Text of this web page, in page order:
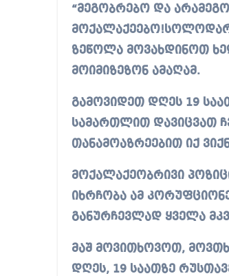
“მეგობრებო და
ზეწოლა მოვახდინოთ
მოიმიზეზონ ამაღამ.
გამოვიდეთ დღეს 19
სამართლით დავიცვათ
თანამოაზრეებით იქ
მოქალაქეობრივი
იხრჩობა ამ
განურჩევლად ყველა
მაშ მოვითხოვოთ,
დღეს, 19 საათზე